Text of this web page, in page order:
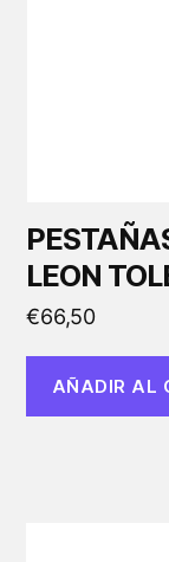
LEON
€66,50
AÑADIR AL